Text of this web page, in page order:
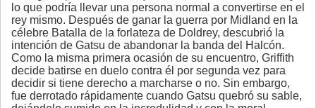
lo que podría llevar una persona normal a convertirse en el
rey mismo. Después de ganar la guerra por Midland en la
célebre Batalla de la forlateza de Doldrey, descubrió la
intención de Gatsu de abandonar la banda del Halcón.
Como la misma primera ocasión de su encuentro, Griffith
decide batirse en duelo contra él por segunda vez para
decidir si tiene derecho a marcharse o no. Sin embargo,
fue derrotado rápidamente cuando Gatsu quebró su sable,